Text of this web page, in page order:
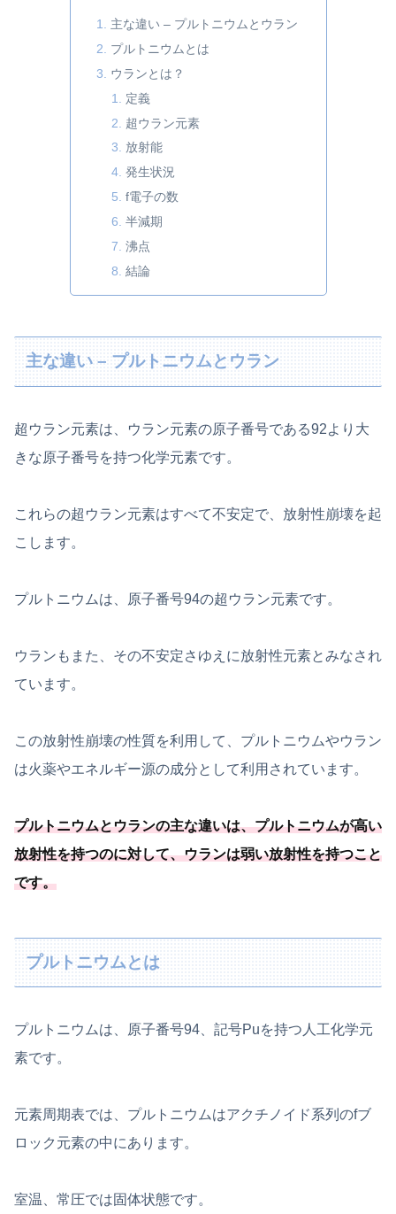
主な違い – プルトニウムとウラン
プルトニウムとは
ウランとは？
定義
超ウラン元素
放射能
発生状況
f電子の数
半減期
沸点
結論
主な違い – プルトニウムとウラン
超ウラン元素は、ウラン元素の原子番号である92より大
きな原子番号を持つ化学元素です。
これらの超ウラン元素はすべて不安定で、放射性崩壊を起
こします。
プルトニウムは、原子番号94の超ウラン元素です。
ウランもまた、その不安定さゆえに放射性元素とみなされ
ています。
この放射性崩壊の性質を利用して、プルトニウムやウラン
は火薬やエネルギー源の成分として利用されています。
プルトニウムとウランの主な違いは、プルトニウムが高い
放射性を持つのに対して、ウランは弱い放射性を持つこと
です。
プルトニウムとは
プルトニウムは、原子番号94、記号Puを持つ人工化学元
素です。
元素周期表では、プルトニウムはアクチノイド系列のfブ
ロック元素の中にあります。
室温、常圧では固体状態です。